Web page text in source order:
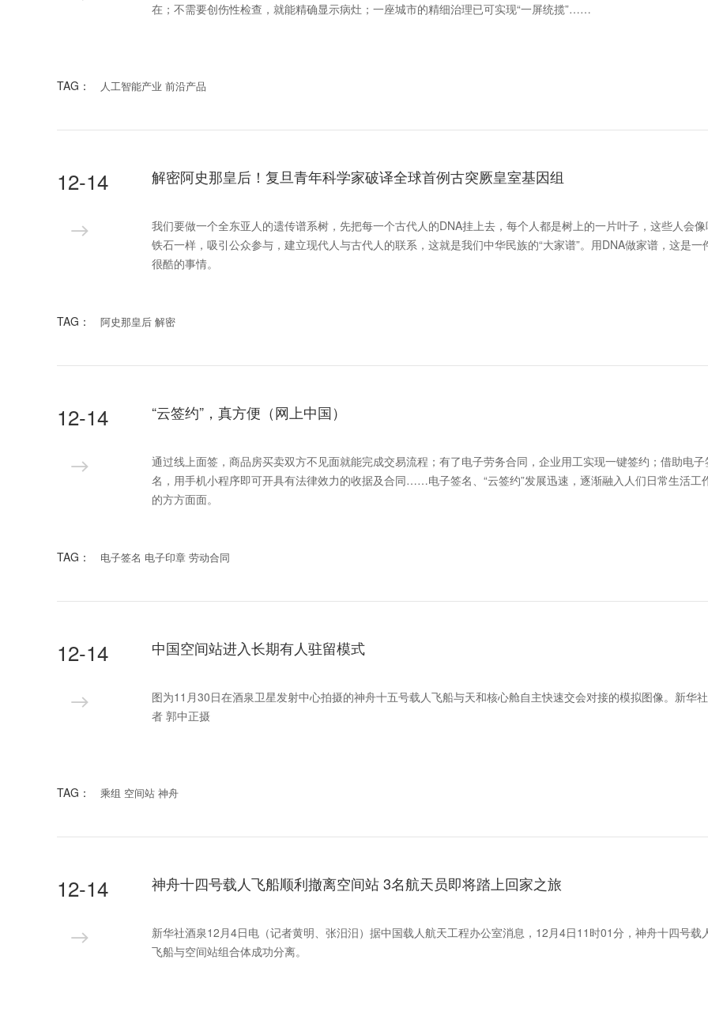
在；不需要创伤性检查，就能精确显示病灶；一座城市的精细治理已可实现“一屏统揽”……
TAG： 人工智能产业 前沿产品
12-14 解密阿史那皇后！复旦青年科学家破译全球首例古突厥皇室基因组
我们要做一个全东亚人的遗传谱系树，先把每一个古代人的DNA挂上去，每个人都是树上的一片叶子，这些人会
铁石一样，吸引公众参与，建立现代人与古代人的联系，这就是我们中华民族的“大家谱”。用DNA做家谱，这是一
很酷的事情。
TAG： 阿史那皇后 解密
12-14 “云签约”，真方便（网上中国）
通过线上面签，商品房买卖双方不见面就能完成交易流程；有了电子劳务合同，企业用工实现一键签约；借助电子
名，用手机小程序即可开具有法律效力的收据及合同……电子签名、“云签约”发展迅速，逐渐融入人们日常生活工
的方方面面。
TAG： 电子签名 电子印章 劳动合同
12-14 中国空间站进入长期有人驻留模式
图为11月30日在酒泉卫星发射中心拍摄的神舟十五号载人飞船与天和核心舱自主快速交会对接的模拟图像。新华
者 郭中正摄
TAG： 乘组 空间站 神舟
12-14 神舟十四号载人飞船顺利撤离空间站 3名航天员即将踏上回家之旅
新华社酒泉12月4日电（记者黄明、张汨汨）据中国载人航天工程办公室消息，12月4日11时01分，神舟十四号载
飞船与空间站组合体成功分离。